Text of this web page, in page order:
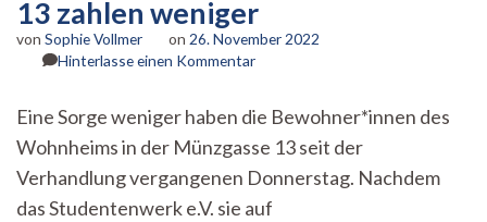
13 zahlen weniger
von Sophie Vollmer on 26. November 2022
Hinterlasse einen Kommentarzu
mit
dem
Studentenwerk
e.V.:
Bewohner*innen
Eine Sorge weniger haben die Bewohner*innen des
Wohnheims in der Münzgasse 13 seit der
Verhandlung vergangenen Donnerstag. Nachdem
das Studentenwerk e.V. sie auf